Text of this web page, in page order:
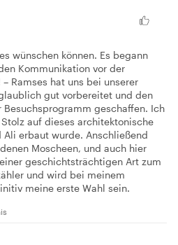
wünschen können. Es begann
Kommunikation vor der
Ramses hat uns bei unserer
gut vorbereitet und den
geschaffen. Ich
auf dieses architektonische
Ali erbaut wurde. Anschließend
Moscheen, und auch hier
geschichtsträchtigen Art zum
und wird bei meinem
meine erste Wahl sein.